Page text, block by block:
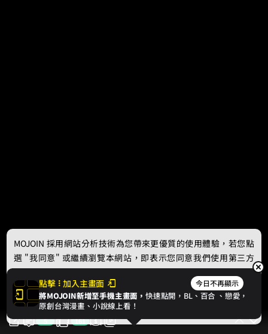
5 161
點擊 加入主畫面 今日不再顯示
將MOJOIN新增至手機主畫面，快速點開，BL、 百合 、戀愛，
原創台灣漫畫、小說線上看！
MOJOIN 採用網站分析技術為您帶來更優質的使用體驗，若您點
選 "我同意" 或繼續瀏覽本網站，即表示您同意我們使用第三方
Cookie，欲瞭解更多資訊請見隱私權政策。
我同意